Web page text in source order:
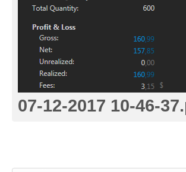
07-12-2017 10-46-